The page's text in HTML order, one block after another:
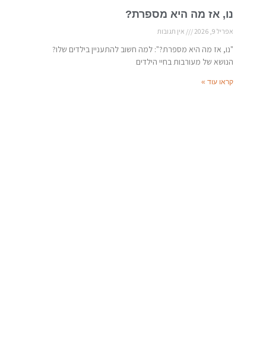
נו, אז מה היא מספרת?
אפריל 9, 2026 אין תגובות
"נו, אז מה היא מספרת?": למה חשוב להתעניין בילדים שלו?
הנושא של מעורבות בחיי הילדים
קראו עוד »